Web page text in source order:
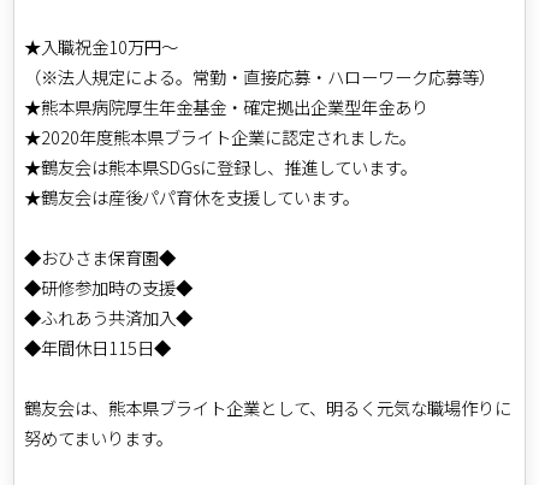
★入職祝金10万円～
（※法人規定による。常勤・直接応募・ハローワーク応募等）
★熊本県病院厚生年金基金・確定拠出企業型年金あり
★2020年度熊本県ブライト企業に認定されました。
★鶴友会は熊本県SDGsに登録し、推進しています。
★鶴友会は産後パパ育休を支援しています。
◆おひさま保育園◆
◆研修参加時の支援◆
◆ふれあう共済加入◆
◆年間休日115日◆
鶴友会は、熊本県ブライト企業として、明るく元気な職場作りに
努めてまいります。